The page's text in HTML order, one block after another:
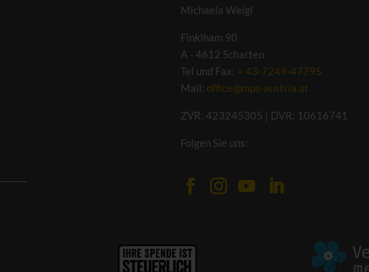
Michaela Weigl
Finklham 90
A - 4612 Scharten
Tel und Fax: + 43-7249-47795
Mail: office@mps-austria.at
ZVR: 423245305 | DVR: 10616741
Folgen Sie uns: